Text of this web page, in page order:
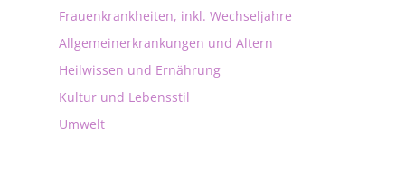
Frauenkrankheiten, inkl. Wechseljahre
Allgemeinerkrankungen und Altern
Heilwissen und Ernährung
Kultur und Lebensstil
Umwelt